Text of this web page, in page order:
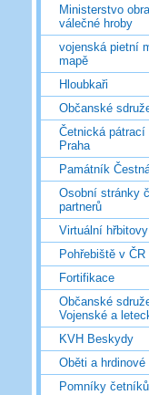
Ministerstvo
válečné hroby
vojenská pietní
mapě
Hloubkaři
Občanské
Četnická pátrací
Praha
Památník
Osobní stránky
partnerů
Virtuální hřbitovy
Pohřebiště v ČR
Fortifikace
Občanské
Vojenské a
KVH Beskydy
Oběti a hrdinové
Pomníky